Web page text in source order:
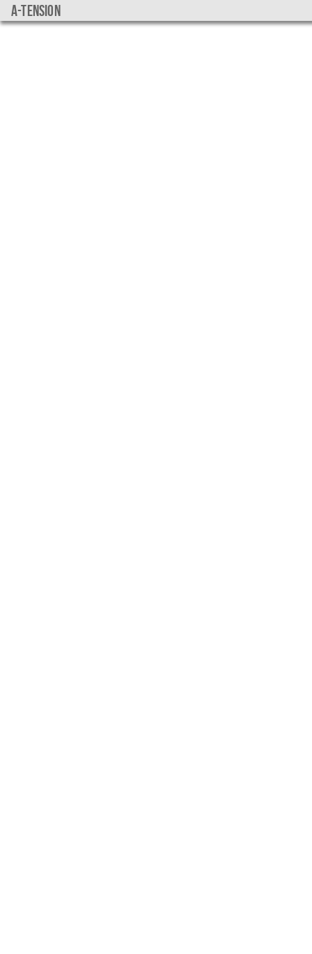
a-tension